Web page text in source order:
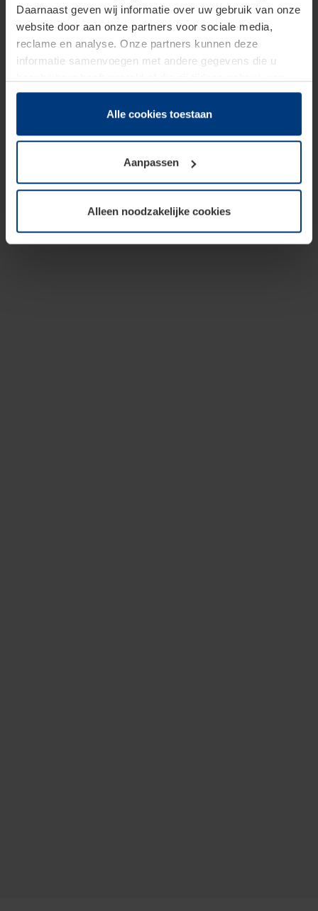
Daarnaast geven wij informatie over uw gebruik van onze
website door aan onze partners voor sociale media,
reclame en analyse. Onze partners kunnen deze
informatie samenvoegen met andere gegevens die u
hun diensten hebben verzameld.
Juridisch hebben wij het recht om cookies op uw
van deze pagina's absoluut vereist is. Voor alle andere
soorten cookies is uw toestemming benodigd. Uw
toestemming kunt u op elk moment bij de uitleg van de
wijzigen of herroepen.
Alle cookies toestaan
Aanpassen
Alleen noodzakelijke cookies